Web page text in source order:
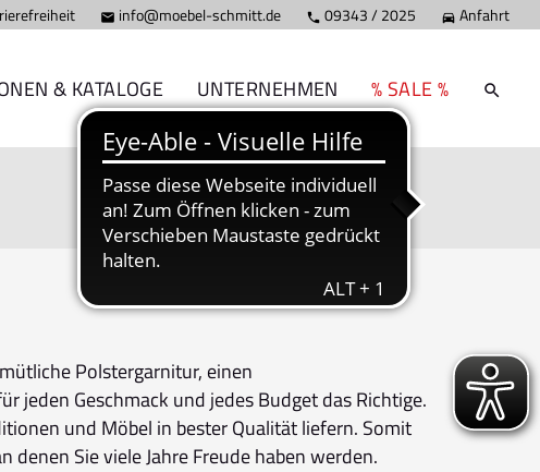
 info@moebel-schmitt.de  09343 / 2025  Anfahrt
& KATALOGE UNTERNEHMEN % SALE %
Polstergarnitur, einen
jeden Geschmack und jedes Budget das Richtige.
und Möbel in bester Qualität liefern. Somit
Sie viele Jahre Freude haben werden.